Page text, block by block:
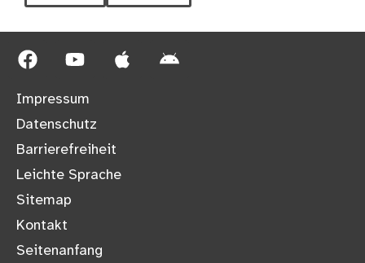
Impressum
Datenschutz
Barrierefreiheit
Leichte Sprache
Sitemap
Kontakt
Seitenanfang